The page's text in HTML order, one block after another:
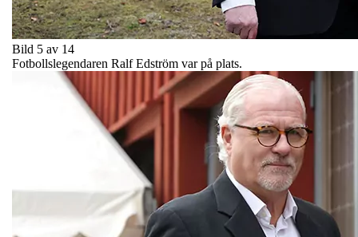
Bild 5 av 14
Fotbollslegendaren Ralf Edström var på plats.